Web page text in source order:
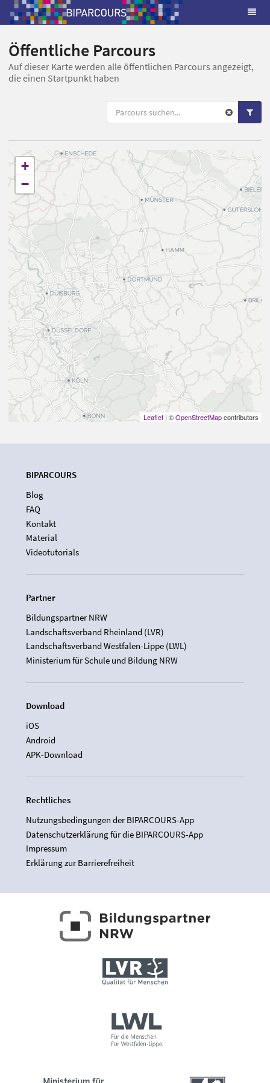
Öffentliche Parcours
Auf dieser Karte werden alle öffentlichen Parcours angezeigt,
die einen Startpunkt haben
+
−
Leaflet | ©OpenStreetMapcontributors
BIPARCOURS
Blog
FAQ
Kontakt
Material
Videotutorials
Partner
Bildungspartner NRW
Landschaftsverband Rheinland (LVR)
Landschaftsverband Westfalen-Lippe (LWL)
Ministerium für Schule und Bildung NRW
Download
iOS
Android
APK-Download
Rechtliches
Nutzungsbedingungen der BIPARCOURS-App
Datenschutzerklärung für die BIPARCOURS-App
Impressum
Erklärung zur Barrierefreiheit